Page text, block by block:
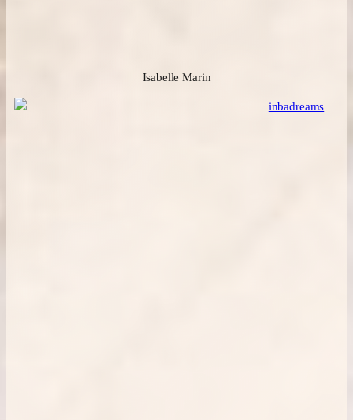
Isabelle Marin